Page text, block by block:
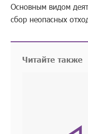
Основным видом
сбор неопасных
Читайте также